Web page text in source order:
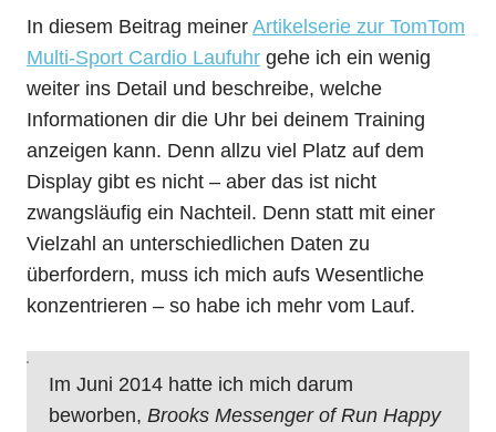
In diesem Beitrag meiner Artikelserie zur TomTom
Multi-Sport Cardio Laufuhr gehe ich ein wenig
weiter ins Detail und beschreibe, welche
Informationen dir die Uhr bei deinem Training
anzeigen kann. Denn allzu viel Platz auf dem
Display gibt es nicht – aber das ist nicht
zwangsläufig ein Nachteil. Denn statt mit einer
Vielzahl an unterschiedlichen Daten zu
überfordern, muss ich mich aufs Wesentliche
konzentrieren – so habe ich mehr vom Lauf.
Im Juni 2014 hatte ich mich darum
beworben, Brooks Messenger of Run Happy